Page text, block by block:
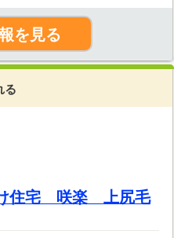
を見る
る
住宅 咲楽 上尻毛